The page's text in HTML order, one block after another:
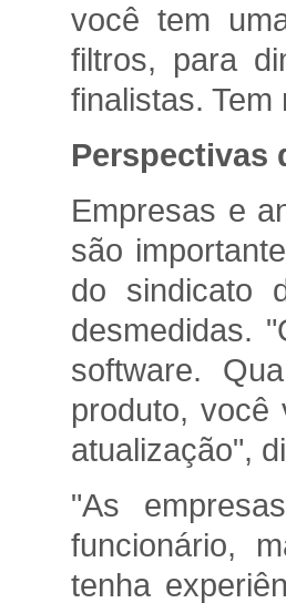
você tem
filtros, para
finalistas.
Perspectivas
Empresas e
são
do sindicato
desmedidas.
software.
produto, você
atualização",
"As
funcionário,
tenha